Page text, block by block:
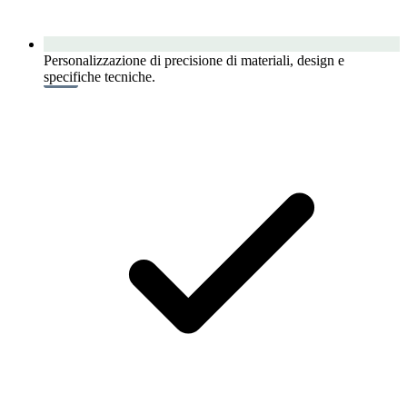
Personalizzazione di precisione di materiali, design e
specifiche tecniche.